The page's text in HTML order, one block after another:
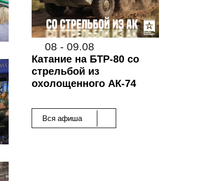
08 - 09.08
Катание на БТР-80 со
стрельбой из
охолощенного АК-74
Вся афиша